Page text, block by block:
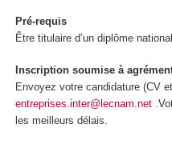
Pré-requis
Être titulaire d’un diplôme
Inscription soumise à
Envoyez votre candidature (CV
entreprises.inter@lecnam.net
les meilleurs délais.